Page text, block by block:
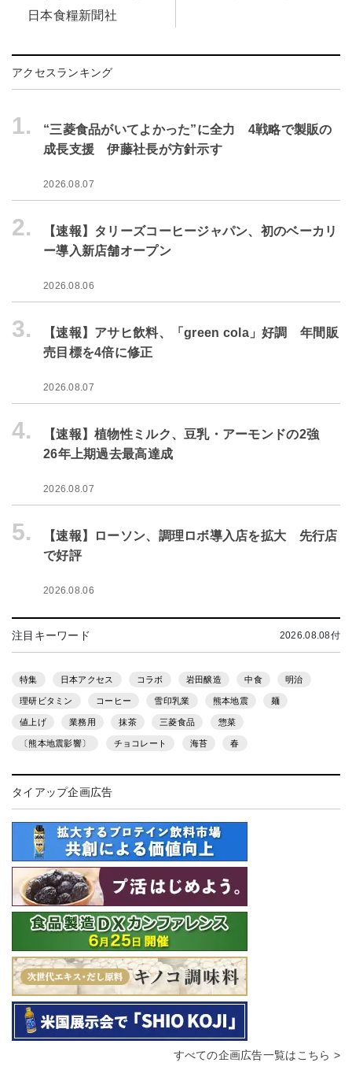
日本食糧新聞社
アクセスランキング
1.
“三菱食品がいてよかった”に全力 4戦略で製販の
成長支援 伊藤社長が方針示す
2026.08.07
2.
【速報】タリーズコーヒージャパン、初のベーカリ
ー導入新店舗オープン
2026.08.06
3.
【速報】アサヒ飲料、「green cola」好調 年間販
売目標を4倍に修正
2026.08.07
4.
【速報】植物性ミルク、豆乳・アーモンドの2強
26年上期過去最高達成
2026.08.07
5.
【速報】ローソン、調理ロボ導入店を拡大 先行店
で好評
2026.08.06
注目キーワード 2026.08.08付
特集 日本アクセス コラボ 岩田醸造 中食 明治
理研ビタミン コーヒー 雪印乳業 熊本地震 麺
値上げ 業務用 抹茶 三菱食品 惣菜
〔熊本地震影響〕 チョコレート 海苔 春
タイアップ企画広告
すべての企画広告一覧はこちら >